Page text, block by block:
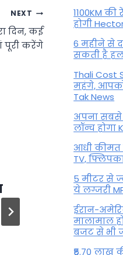
NEXT
दिन, कई
पूरी करेंगे
Aaj Ka
खास
आज का
By
1100KM
होगी
6 महीने से
सकती है
Thali Cost
महंगे,
Tak News
अपना सबसे
लॉन्च होगा
आधी कीमत
TV,
5 मीटर से
ये लग्जरी
ईरान-
मालामाल
बजट से भी
₹5.70 लाख